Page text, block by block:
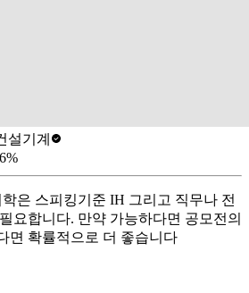
설기계
%
은 스피킹기준 IH 그리고 직무나 전
요합니다. 만약 가능하다면 공모전의
면 확률적으로 더 좋습니다